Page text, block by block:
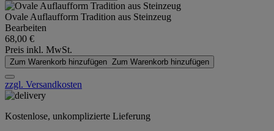
Ovale Auflaufform Tradition aus Steinzeug
Bearbeiten
68,00 €
Preis inkl. MwSt.
Zum Warenkorb hinzufügen Zum Warenkorb hinzufügen
zzgl. Versandkosten
Kostenlose, unkomplizierte Lieferung